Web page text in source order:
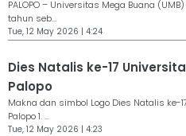
PALOPO – Universitas Mega Buana
tahun seb...
Tue, 12 May 2026 | 4:24
Dies Natalis ke-17
Palopo
Makna dan simbol Logo Dies Natalis ke-
Palopo 1. ...
Tue, 12 May 2026 | 4:23